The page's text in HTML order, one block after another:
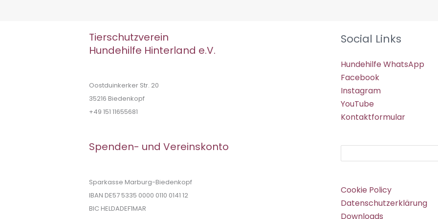
Tierschutzverein
Hundehilfe Hinterland e.V.
Oostduinkerker Str. 20
35216 Biedenkopf
+49 151 11655681
Spenden- und Vereinskonto
Sparkasse Marburg-Biedenkopf
IBAN DE57 5335 0000 0110 0141 12
BIC HELDADEF1MAR
Social Links
Hundehilfe WhatsApp
Facebook
Instagram
YouTube
Kontaktformular
Cookie Policy
Datenschutzerklärung
Downloads